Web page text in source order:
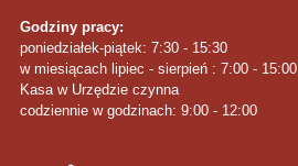
Godziny pracy:
poniedziałek-piątek: 7:30 - 15:30
w miesiącach lipiec - sierpień : 7:00 - 15:00
Kasa w Urzędzie czynna
codziennie w godzinach: 9:00 - 12:00